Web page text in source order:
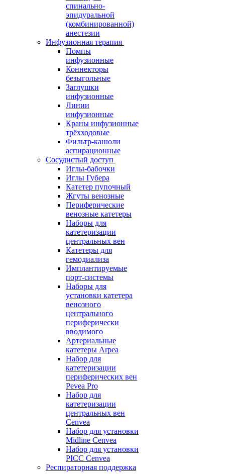
спинально-
эпидуральной
(комбинированной)
анестезии
Инфузионная терапия
Помпы
инфузионные
Коннекторы
безыгольные
Заглушки
инфузионные
Линии
инфузионные
Краны инфузионные
трёхходовые
Фильтр-канюли
аспирационные
Сосудистый доступ
Иглы-бабочки
Иглы Губера
Катетер пупочный
Жгуты венозные
Периферические
венозные катетеры
Наборы для
катетеризации
центральных вен
Катетеры для
гемодиализа
Имплантируемые
порт‑системы
Наборы для
установки катетера
венозного
центрального
периферически
вводимого
Артериальные
катетеры Arpea
Набор для
катетеризации
периферических вен
Pevea Pro
Набор для
катетеризации
центральных вен
Cenvea
Набор для установки
Midline Cenvea
Набор для установки
PICC Cenvea
Респираторная поддержка